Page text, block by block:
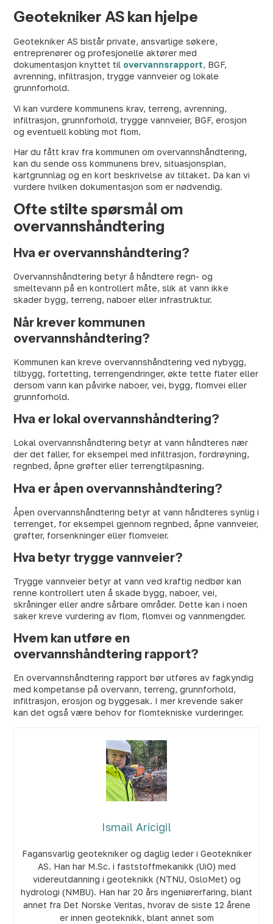
Geotekniker AS kan hjelpe
Geotekniker AS bistår private, ansvarlige søkere,
entreprenører og profesjonelle aktører med
dokumentasjon knyttet til overvannsrapport, BGF,
avrenning, infiltrasjon, trygge vannveier og lokale
grunnforhold.
Vi kan vurdere kommunens krav, terreng, avrenning,
infiltrasjon, grunnforhold, trygge vannveier, BGF, erosjon
og eventuell kobling mot flom.
Har du fått krav fra kommunen om overvannshåndtering,
kan du sende oss kommunens brev, situasjonsplan,
kartgrunnlag og en kort beskrivelse av tiltaket. Da kan vi
vurdere hvilken dokumentasjon som er nødvendig.
Ofte stilte spørsmål om
overvannshåndtering
Hva er overvannshåndtering?
Overvannshåndtering betyr å håndtere regn- og
smeltevann på en kontrollert måte, slik at vann ikke
skader bygg, terreng, naboer eller infrastruktur.
Når krever kommunen
overvannshåndtering?
Kommunen kan kreve overvannshåndtering ved nybygg,
tilbygg, fortetting, terrengendringer, økte tette flater eller
dersom vann kan påvirke naboer, vei, bygg, flomvei eller
grunnforhold.
Hva er lokal overvannshåndtering?
Lokal overvannshåndtering betyr at vann håndteres nær
der det faller, for eksempel med infiltrasjon, fordrøyning,
regnbed, åpne grøfter eller terrengtilpasning.
Hva er åpen overvannshåndtering?
Åpen overvannshåndtering betyr at vann håndteres synlig i
terrenget, for eksempel gjennom regnbed, åpne vannveier,
grøfter, forsenkninger eller flomveier.
Hva betyr trygge vannveier?
Trygge vannveier betyr at vann ved kraftig nedbør kan
renne kontrollert uten å skade bygg, naboer, vei,
skråninger eller andre sårbare områder. Dette kan i noen
saker kreve vurdering av flom, flomvei og vannmengder.
Hvem kan utføre en
overvannshåndtering rapport?
En overvannshåndtering rapport bør utføres av fagkyndig
med kompetanse på overvann, terreng, grunnforhold,
infiltrasjon, erosjon og byggesak. I mer krevende saker
kan det også være behov for flomtekniske vurderinger.
Ismail Aricigil
Fagansvarlig geotekniker og daglig leder i Geotekniker
AS. Han har M.Sc. i faststoffmekanikk (UiO) med
videreutdanning i geoteknikk (NTNU, OsloMet) og
hydrologi (NMBU). Han har 20 års ingeniørerfaring, blant
annet fra Det Norske Veritas, hvorav de siste 12 årene
er innen geoteknikk, blant annet som